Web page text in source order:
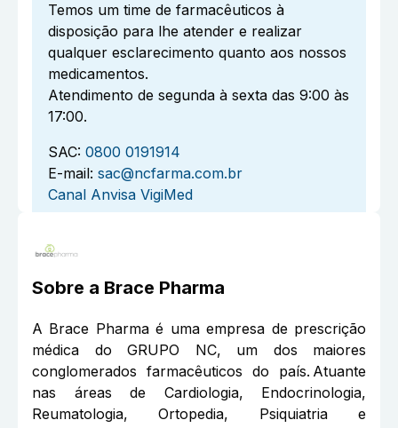
Temos um time de farmacêuticos à
disposição para lhe atender e realizar
qualquer esclarecimento quanto aos nossos
medicamentos.
Atendimento de segunda à sexta das 9:00 às
17:00.
SAC: 0800 0191914
E-mail: sac@ncfarma.com.br
Canal Anvisa VigiMed
Sobre a Brace Pharma
A Brace Pharma é uma empresa de prescrição
médica do GRUPO NC, um dos maiores
conglomerados farmacêuticos do país. Atuante
nas áreas de Cardiologia, Endocrinologia,
Reumatologia, Ortopedia, Psiquiatria e